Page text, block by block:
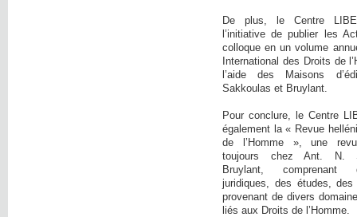
De plus, le Centre
l’initiative de publier les
colloque en un volume
International des Droits de
l’aide des Maisons
Sakkoulas et Bruylant.
Pour conclure, le Centre
également la « Revue
de l’Homme », une
toujours chez Ant. N.
Bruylant, comprenant
juridiques, des études, des
provenant de divers
liés aux Droits de l’Homme.